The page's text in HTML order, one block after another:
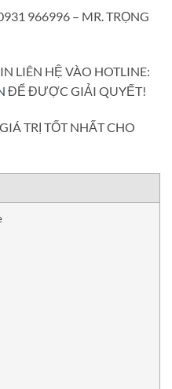
966996 – MR. TRỌNG
LIÊN HỆ VÀO HOTLINE:
ĐỂ ĐƯỢC GIẢI QUYẾT!
TRỊ TỐT NHẤT CHO
RATING 1 star
2
3
4
5